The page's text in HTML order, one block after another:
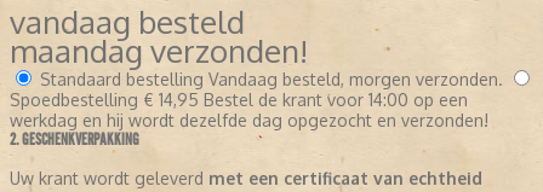
vandaag besteld
maandag verzonden!
Standaard bestelling Vandaag besteld, morgen verzonden.
Spoedbestelling € 14,95 Bestel de krant voor 14:00 op een
werkdag en hij wordt dezelfde dag opgezocht en verzonden!
2. GESCHENKVERPAKKING
Uw krant wordt geleverd met een certificaat van echtheid